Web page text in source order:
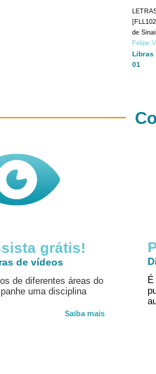
de
Felipe
Libras
01
grátis!
de vídeos
de diferentes áreas do
uma disciplina
Saiba mais